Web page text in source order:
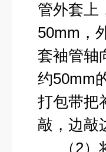
管外套上
50mm ，
套袖管轴
约50mm
打包带把
敲，边敲
（2）